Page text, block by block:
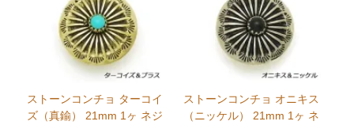
ストーンコンチョ ターコイ
ズ（真鍮） 21mm 1ヶ ネジ
ストーンコンチョ オニキス
（ニッケル） 21mm 1ヶ ネ